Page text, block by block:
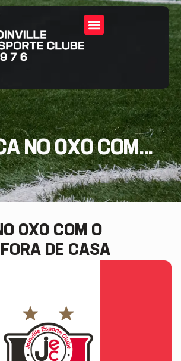
NO 0X0 COM...
0X0 COM O
DE CASA